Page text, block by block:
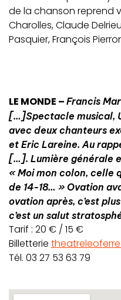
de la chanson reprend
Charolles, Claude
Pasquier, François
LE MONDE – Francis
[…]Spectacle musical,
avec deux chanteurs
et Eric Lareine. Au
[…]. Lumière générale
« Moi mon colon, celle
de 14-18… » Ovation
ovation après, c’est
c’est un salut
Tarif : 20 € / 15 €
Billetterie
Tél. 03 27 53 63 79